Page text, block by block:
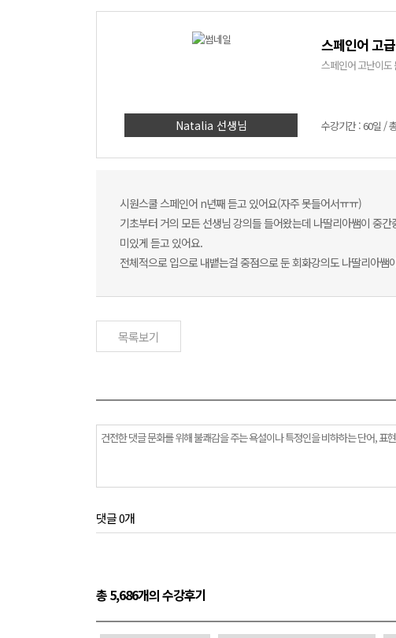
Natalia 선생님
스페인어 고
스페인어 고난이도
수강기간 : 60일 /
시원스쿨 스페인어 n년째 듣고 있어요(자주 못들어서ㅠㅠ)
기초부터 거의 모든 선생님 강의들 들어왔는데 나딸리아쌤이 중
미있게 듣고 있어요.
전체적으로 입으로 내뱉는걸 중점으로 둔 회화강의도 나딸리아쌤
목록보기
댓글 0개
총 5,686개의 수강후기